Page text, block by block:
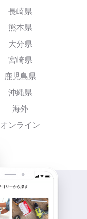
長崎県
熊本県
大分県
宮崎県
鹿児島県
沖縄県
海外
オンライン